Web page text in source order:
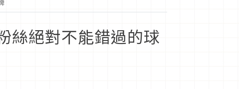
絲絕對不能錯過的球